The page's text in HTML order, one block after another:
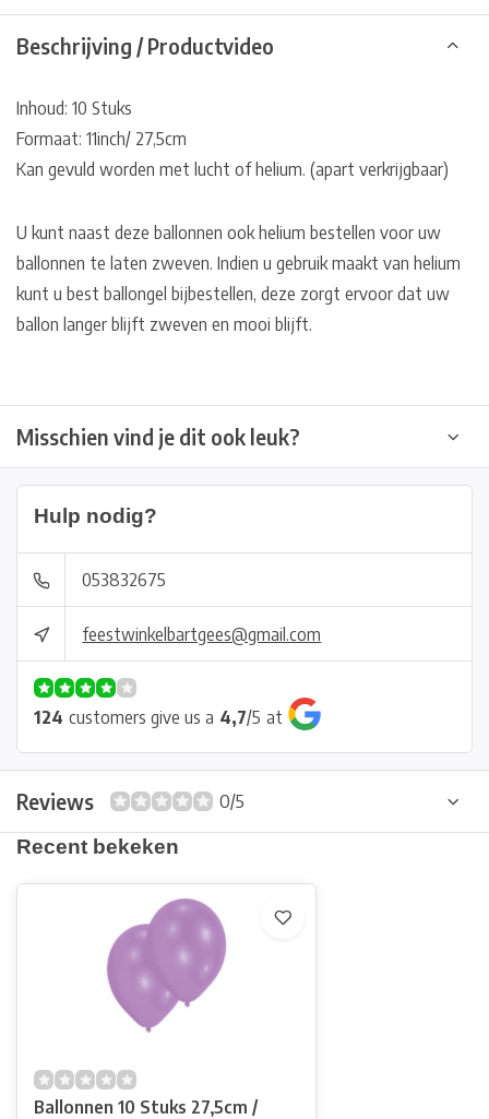
Beschrijving / Productvideo
Inhoud: 10 Stuks
Formaat: 11inch/ 27,5cm
Kan gevuld worden met lucht of helium. (apart verkrijgbaar)
U kunt naast deze ballonnen ook helium bestellen voor uw
ballonnen te laten zweven. Indien u gebruik maakt van helium
kunt u best ballongel bijbestellen, deze zorgt ervoor dat uw
ballon langer blijft zweven en mooi blijft.
Misschien vind je dit ook leuk?
Hulp nodig?
053832675
feestwinkelbartgees@gmail.com
124 customers give us a 4,7/5 at
Reviews
0/5
Recent bekeken
Ballonnen 10 Stuks 27,5cm /